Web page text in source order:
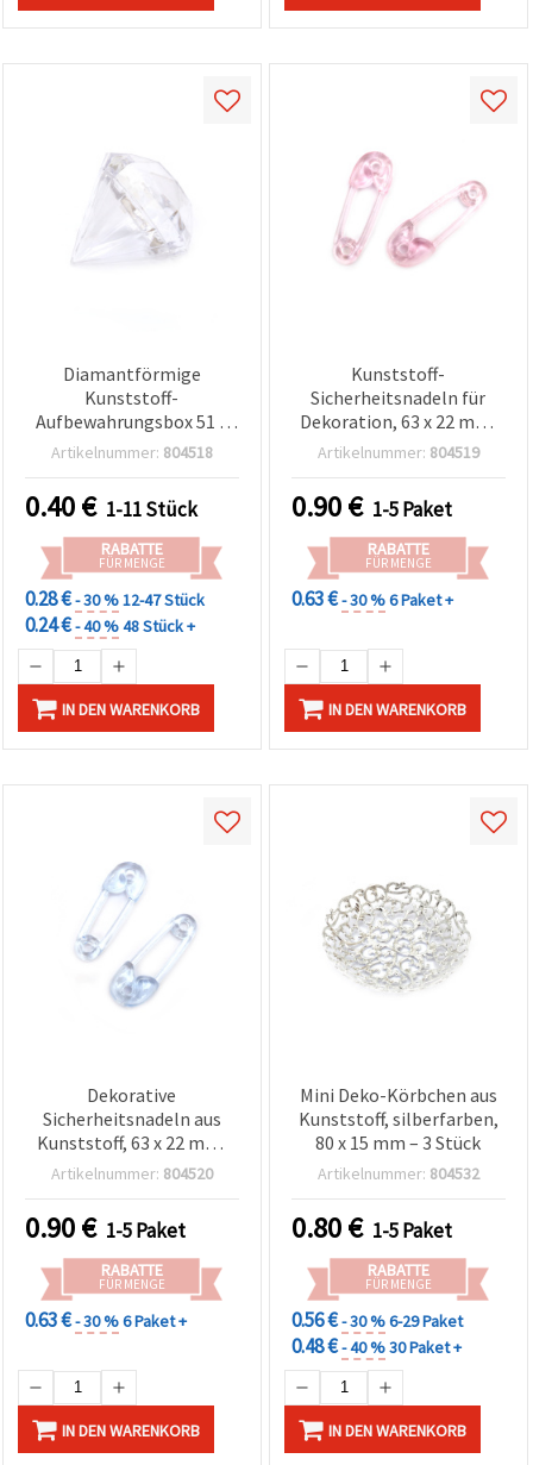
Diamantförmige
Kunststoff-
Aufbewahrungsbox 51 x
51 mm für Bastelbedarf &
Artikelnummer: 804518
0.40€ 1-11 Stück
RABATTE
FÜR MENGE
0.28 €- 30 %12-47 Stück
0.24 €- 40 %48 Stück +
IN DEN WARENKORB
Kunststoff-
Sicherheitsnadeln für
Dekoration, 63 x 22 mm,
Pink – 4er-Pack
Artikelnummer: 804519
0.90€ 1-5 Paket
RABATTE
FÜR MENGE
0.63 €- 30 %6 Paket +
IN DEN WARENKORB
Dekorative
Sicherheitsnadeln aus
Kunststoff, 63 x 22 mm,
blau – 4er-Pack
Artikelnummer: 804520
0.90€ 1-5 Paket
RABATTE
FÜR MENGE
0.63 €- 30 %6 Paket +
IN DEN WARENKORB
Mini Deko-Körbchen aus
Kunststoff, silberfarben,
80 x 15 mm – 3 Stück
Artikelnummer: 804532
0.80€ 1-5 Paket
RABATTE
FÜR MENGE
0.56 €- 30 %6-29 Paket
0.48 €- 40 %30 Paket +
IN DEN WARENKORB